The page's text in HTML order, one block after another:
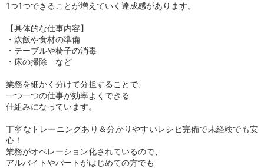
1つ1つできることが増えていく達成感があります。
【具体的な仕事内容】
・炊飯や食材の準備
・テーブルや椅子の消毒
・床の掃除 など
業務を細かく分けて分担することで、
一つ一つの仕事が効率よくできる
仕組みになっています。
丁寧なトレーニングあり＆分かりやすいレシピ完備で未経験でも安
心！
業務がオペレーション化されているので、
アルバイトやパートがはじめての方でも